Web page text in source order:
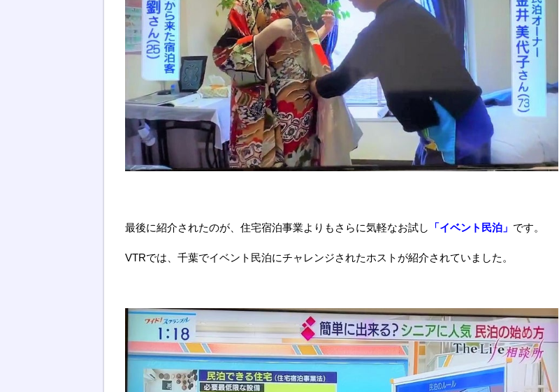
最後に紹介されたのが、住宅宿泊事業よりもさらに気軽なお試し 「イベント民泊」 です。
VTRでは、千葉でイベント民泊にチャレンジされたホストが紹介されていました。